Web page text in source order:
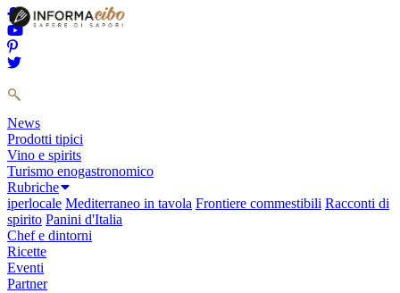
News
Prodotti tipici
Vino e spirits
Turismo enogastronomico
Rubriche
iperlocale Mediterraneo in tavola Frontiere commestibili Racconti di
spirito Panini d'Italia
Chef e dintorni
Ricette
Eventi
Partner